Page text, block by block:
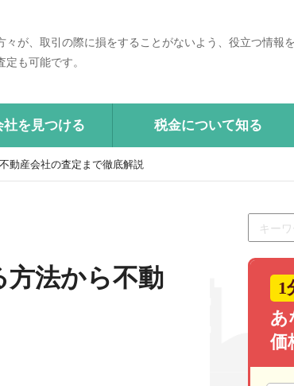
が、取引の際に損をすることがないよう、役立つ情報
も可能です。
を見つける 税金について知る
動産会社の査定まで徹底解説
方法から不動
1
あ
価